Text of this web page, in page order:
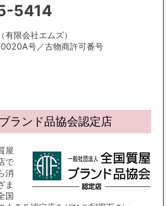
5414
有限会社エムズ）
号／古物商許可番号
ランド品協会認定店
屋
で
消
ま
国